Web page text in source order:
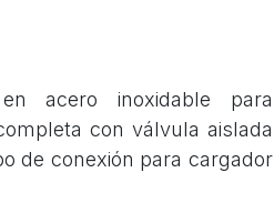
acero inoxidable para
con válvula aislada
de conexión para cargador